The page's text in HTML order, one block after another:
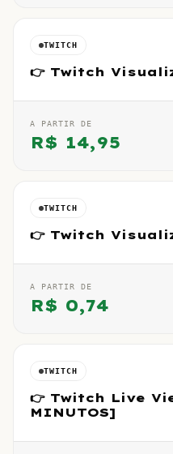
TWITCH
👉 Twitch
A PARTIR DE
R$ 14,95
TWITCH
👉 Twitch
A PARTIR DE
R$ 0,74
TWITCH
👉 Twitch Live
MINUTOS]